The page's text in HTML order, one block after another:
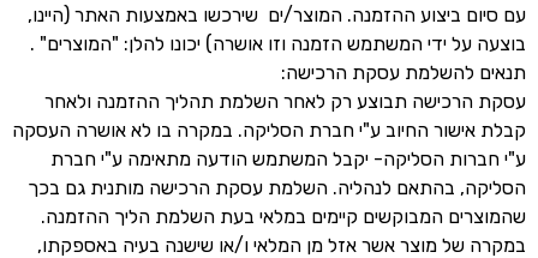
עם סיום ביצוע ההזמנה. המוצר/ים שירכשו באמצעות האתר (היינו,
בוצעה על ידי המשתמש הזמנה וזו אושרה) יכונו להלן: "המוצרים" .
תנאים להשלמת עסקת הרכישה:
עסקת הרכישה תבוצע רק לאחר השלמת תהליך ההזמנה ולאחר
קבלת אישור החיוב ע"י חברת הסליקה. במקרה בו לא אושרה העסקה
ע"י חברות הסליקה- יקבל המשתמש הודעה מתאימה ע"י חברת
הסליקה, בהתאם לנהליה. השלמת עסקת הרכישה מותנית גם בכך
שהמוצרים המבוקשים קיימים במלאי בעת השלמת הליך ההזמנה.
במקרה של מוצר אשר אזל מן המלאי ו/או שישנה בעיה באספקתו,